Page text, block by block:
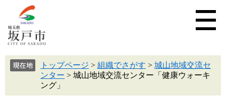
トップページ > 組織でさがす > 城山地域交流セ
ンター > 城山地域交流センター「健康ウォーキ
ング」